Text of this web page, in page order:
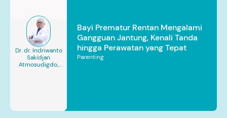
Dr. dr. Indriwanto
Sakidjan
Atmosudigdo,
Bayi Prematur Rentan Mengalami
Gangguan Jantung, Kenali Tanda
hingga Perawatan yang Tepat
Parenting